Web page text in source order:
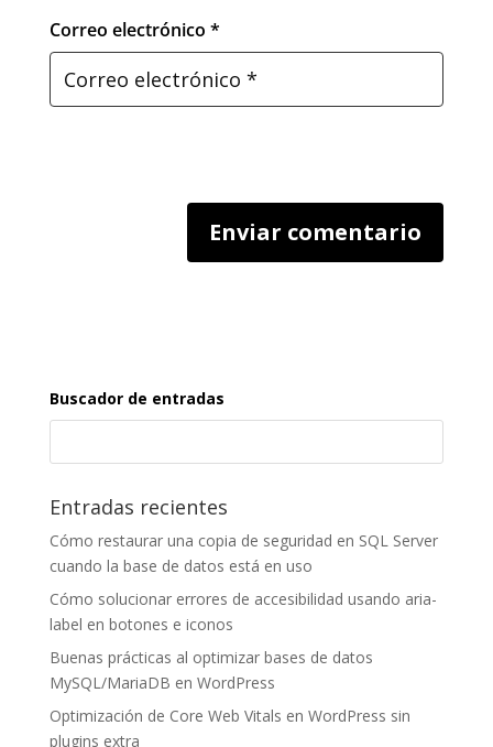
Correo electrónico *
Buscador de entradas
Entradas recientes
Cómo restaurar una copia de seguridad en SQL Server
cuando la base de datos está en uso
Cómo solucionar errores de accesibilidad usando aria-
label en botones e iconos
Buenas prácticas al optimizar bases de datos
MySQL/MariaDB en WordPress
Optimización de Core Web Vitals en WordPress sin
plugins extra